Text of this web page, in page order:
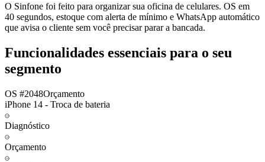
O Sinfone foi feito para organizar sua oficina de celulares. OS em
40 segundos, estoque com alerta de mínimo e WhatsApp automático
que avisa o cliente sem você precisar parar a bancada.
Funcionalidades essenciais para o seu
segmento
OS #2048Orçamento
iPhone 14 - Troca de bateria
Diagnóstico
Orçamento